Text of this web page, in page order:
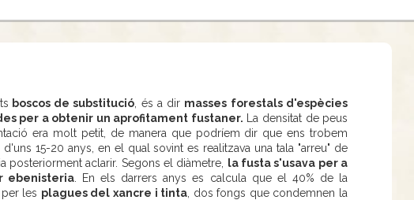
boscos de substitució , és a dir masses forestals d'espècies
per a obtenir un aprofitament fustaner. La densitat de peus
era molt petit, de manera que podríem dir que ens trobem
15-20 anys, en el qual sovint es realitzava una tala "arreu" de
posteriorment aclarir. Segons el diàmetre,
la fusta s'usava per a
ebenisteria. En els darrers anys es calcula que el 40% de la
les plagues del xancre i tinta , dos fongs que condemnen la